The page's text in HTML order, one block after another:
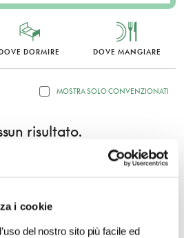
i cookie
del nostro sito più facile ed
DORMIRE DOVE MANGIARE
MOSTRA SOLO CONVENZIONATI
risultato.